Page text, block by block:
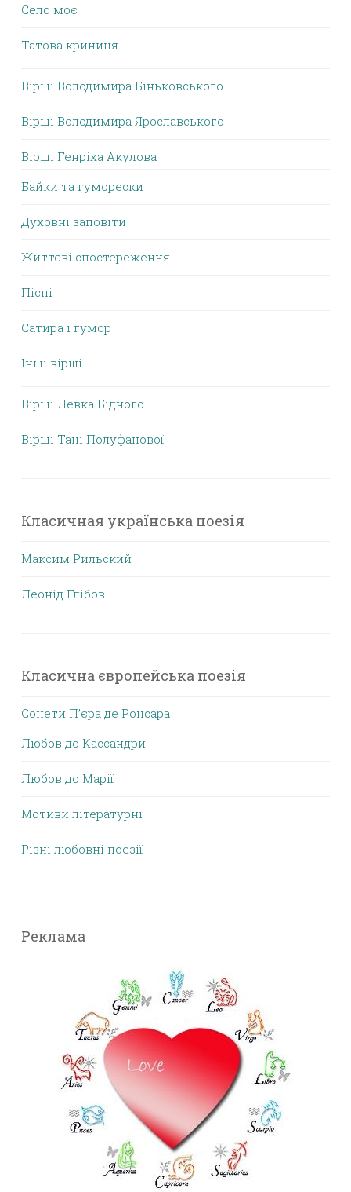
Село моє
Татова криниця
Вірші Володимира Біньковського
Вірші Володимира Ярославського
Вірші Генріха Акулова
Байки та гуморески
Духовні заповіти
Життєві спостереження
Пісні
Сатира і гумор
Інші вірші
Вірші Левка Бідного
Вірші Тані Полуфанової
Класичная українська поезія
Максим Рильский
Леонід Глібов
Класична європейська поезія
Сонети П’єра де Ронсара
Любов до Кассандри
Любов до Марії
Мотиви літературні
Різні любовні поезії
Реклама